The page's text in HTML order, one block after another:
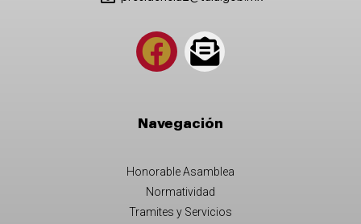
Navegación
Honorable Asamblea
Normatividad
Tramites y Servicios